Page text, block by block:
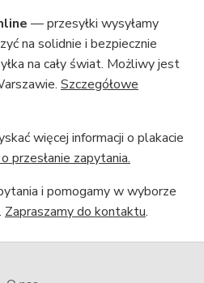
— przesyłki wysyłamy
na solidnie i bezpiecznie
na cały świat. Możliwy jest
Szczegółowe
więcej informacji o plakacie
przesłanie zapytania.
i pomogamy w wyborze
Zapraszamy do kontaktu.